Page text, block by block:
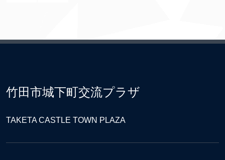
竹田市城下町交流プラザ
TAKETA CASTLE TOWN PLAZA